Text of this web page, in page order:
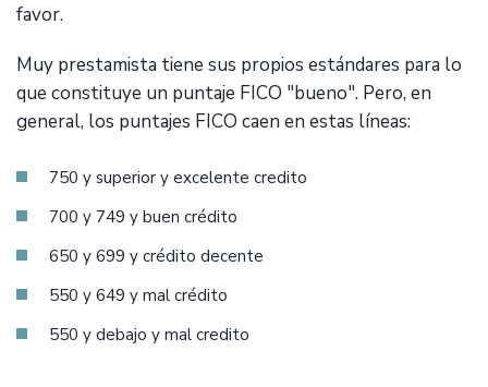
favor.
Muy prestamista tiene sus propios estándares para lo
que constituye un puntaje FICO "bueno". Pero, en
general, los puntajes FICO caen en estas líneas:
750 y superior y excelente credito
700 y 749 y buen crédito
650 y 699 y crédito decente
550 y 649 y mal crédito
550 y debajo y mal credito